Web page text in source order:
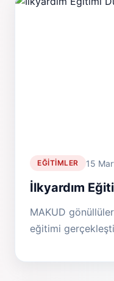
EĞITIMLER 15
İlkyardım
MAKUD
eğitimi